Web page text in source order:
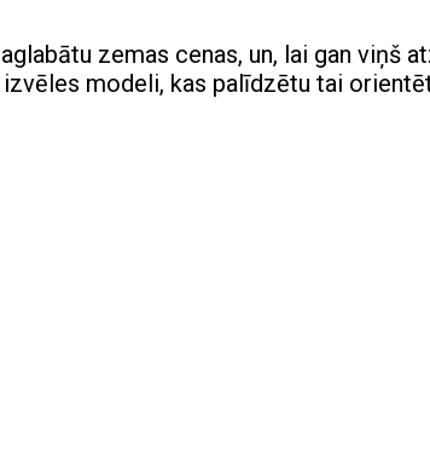
zemas cenas, un, lai gan viņš
modeli, kas palīdzētu tai